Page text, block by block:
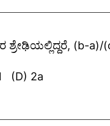
10
ಶ್ರೇಢಿಯಲ್ಲಿದ್ದರೆ, (b-
(A) b/a (B) 0 (C) 1 (D) 2a